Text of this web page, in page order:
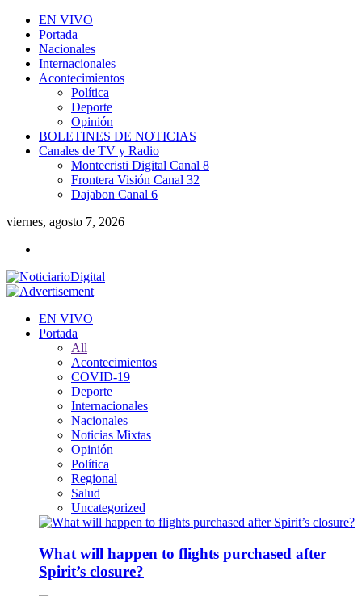
EN VIVO
Portada
Nacionales
Internacionales
Acontecimientos
Política
Deporte
Opinión
BOLETINES DE NOTICIAS
Canales de TV y Radio
Montecristi Digital Canal 8
Frontera Visión Canal 32
Dajabon Canal 6
viernes, agosto 7, 2026
EN VIVO
Portada
All
Acontecimientos
COVID-19
Deporte
Internacionales
Nacionales
Noticias Mixtas
Opinión
Política
Regional
Salud
Uncategorized
What will happen to flights purchased after
Spirit’s closure?